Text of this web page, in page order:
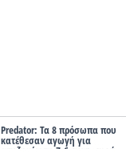
Predator: Τα 8 πρόσωπα που
κατέθεσαν αγωγή για